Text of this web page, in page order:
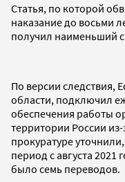
Статья, по которой
наказание до восьми
получил наименьший
По версии следствия,
области, подключил
обеспечения работы
территории России
прокуратуре
период с августа 2021
было семь переводов.